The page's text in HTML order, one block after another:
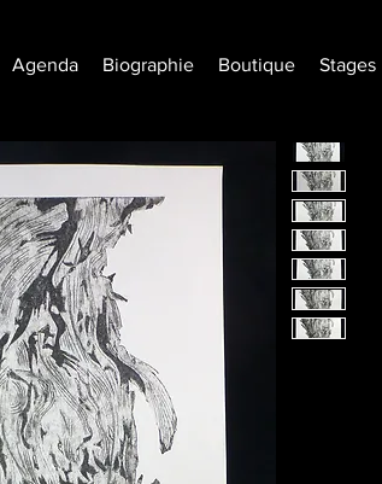
Agenda Biographie Boutique Stages